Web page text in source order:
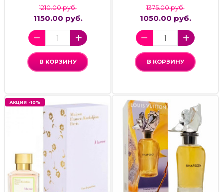
1210.00 руб.
1150.00 руб.
В КОРЗИНУ
1375.00 руб.
1050.00 руб.
В КОРЗИНУ
АКЦИЯ -10%